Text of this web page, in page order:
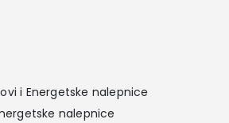
i Energetske nalepnice
nalepnice